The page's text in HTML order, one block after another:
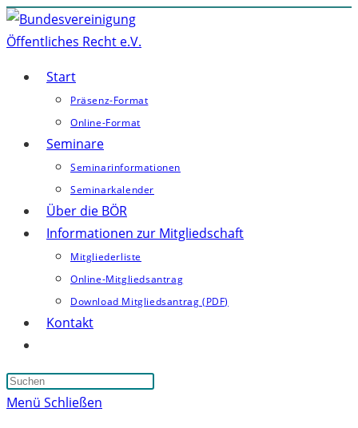
Zum
Inhalt
Start
Präsenz-Format
Online-Format
Seminare
Seminarinformationen
Seminarkalender
Über die BÖR
Informationen zur Mitgliedschaft
Mitgliederliste
Online-Mitgliedsantrag
Download Mitgliedsantrag (PDF)
Kontakt
umschalten
Press
Menü Schließen